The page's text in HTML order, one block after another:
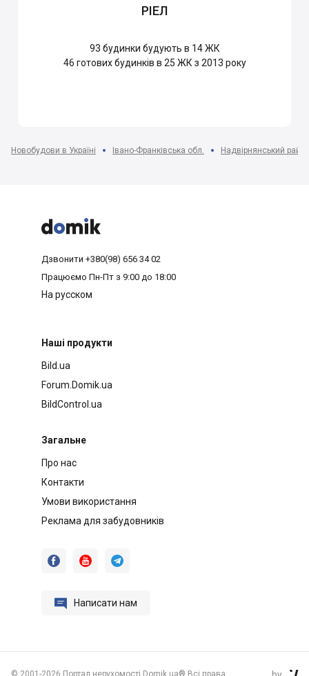
РІЕЛ
93 будинки будують в 14 ЖК
46 готових будинків в 25 ЖК з 2013 року
Новобудови в Україні Івано-Франківська обл. Надвірнянський



Дзвонити +380(98) 656 34 02
Працюємо Пн-Пт з 9:00 до 18:00
На русском
Наші продукти
Bild.ua
Forum.Domik.ua
BildControl.ua
Загальне
Про нас
Контакти
Умови використання
Реклама для забудовників
  
 Написати нам